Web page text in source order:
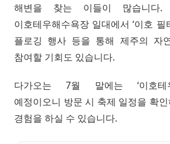
해변을 찾는 이들이 많습니다.
이호테우해수욕장 일대에서 ‘이호 필
플로깅 행사 등을 통해 제주의 자
참여할 기회도 있습니다.
다가오는 7월 말에는 ‘이호테
예정이오니 방문 시 축제 일정을 확
경험을 하실 수 있습니다.